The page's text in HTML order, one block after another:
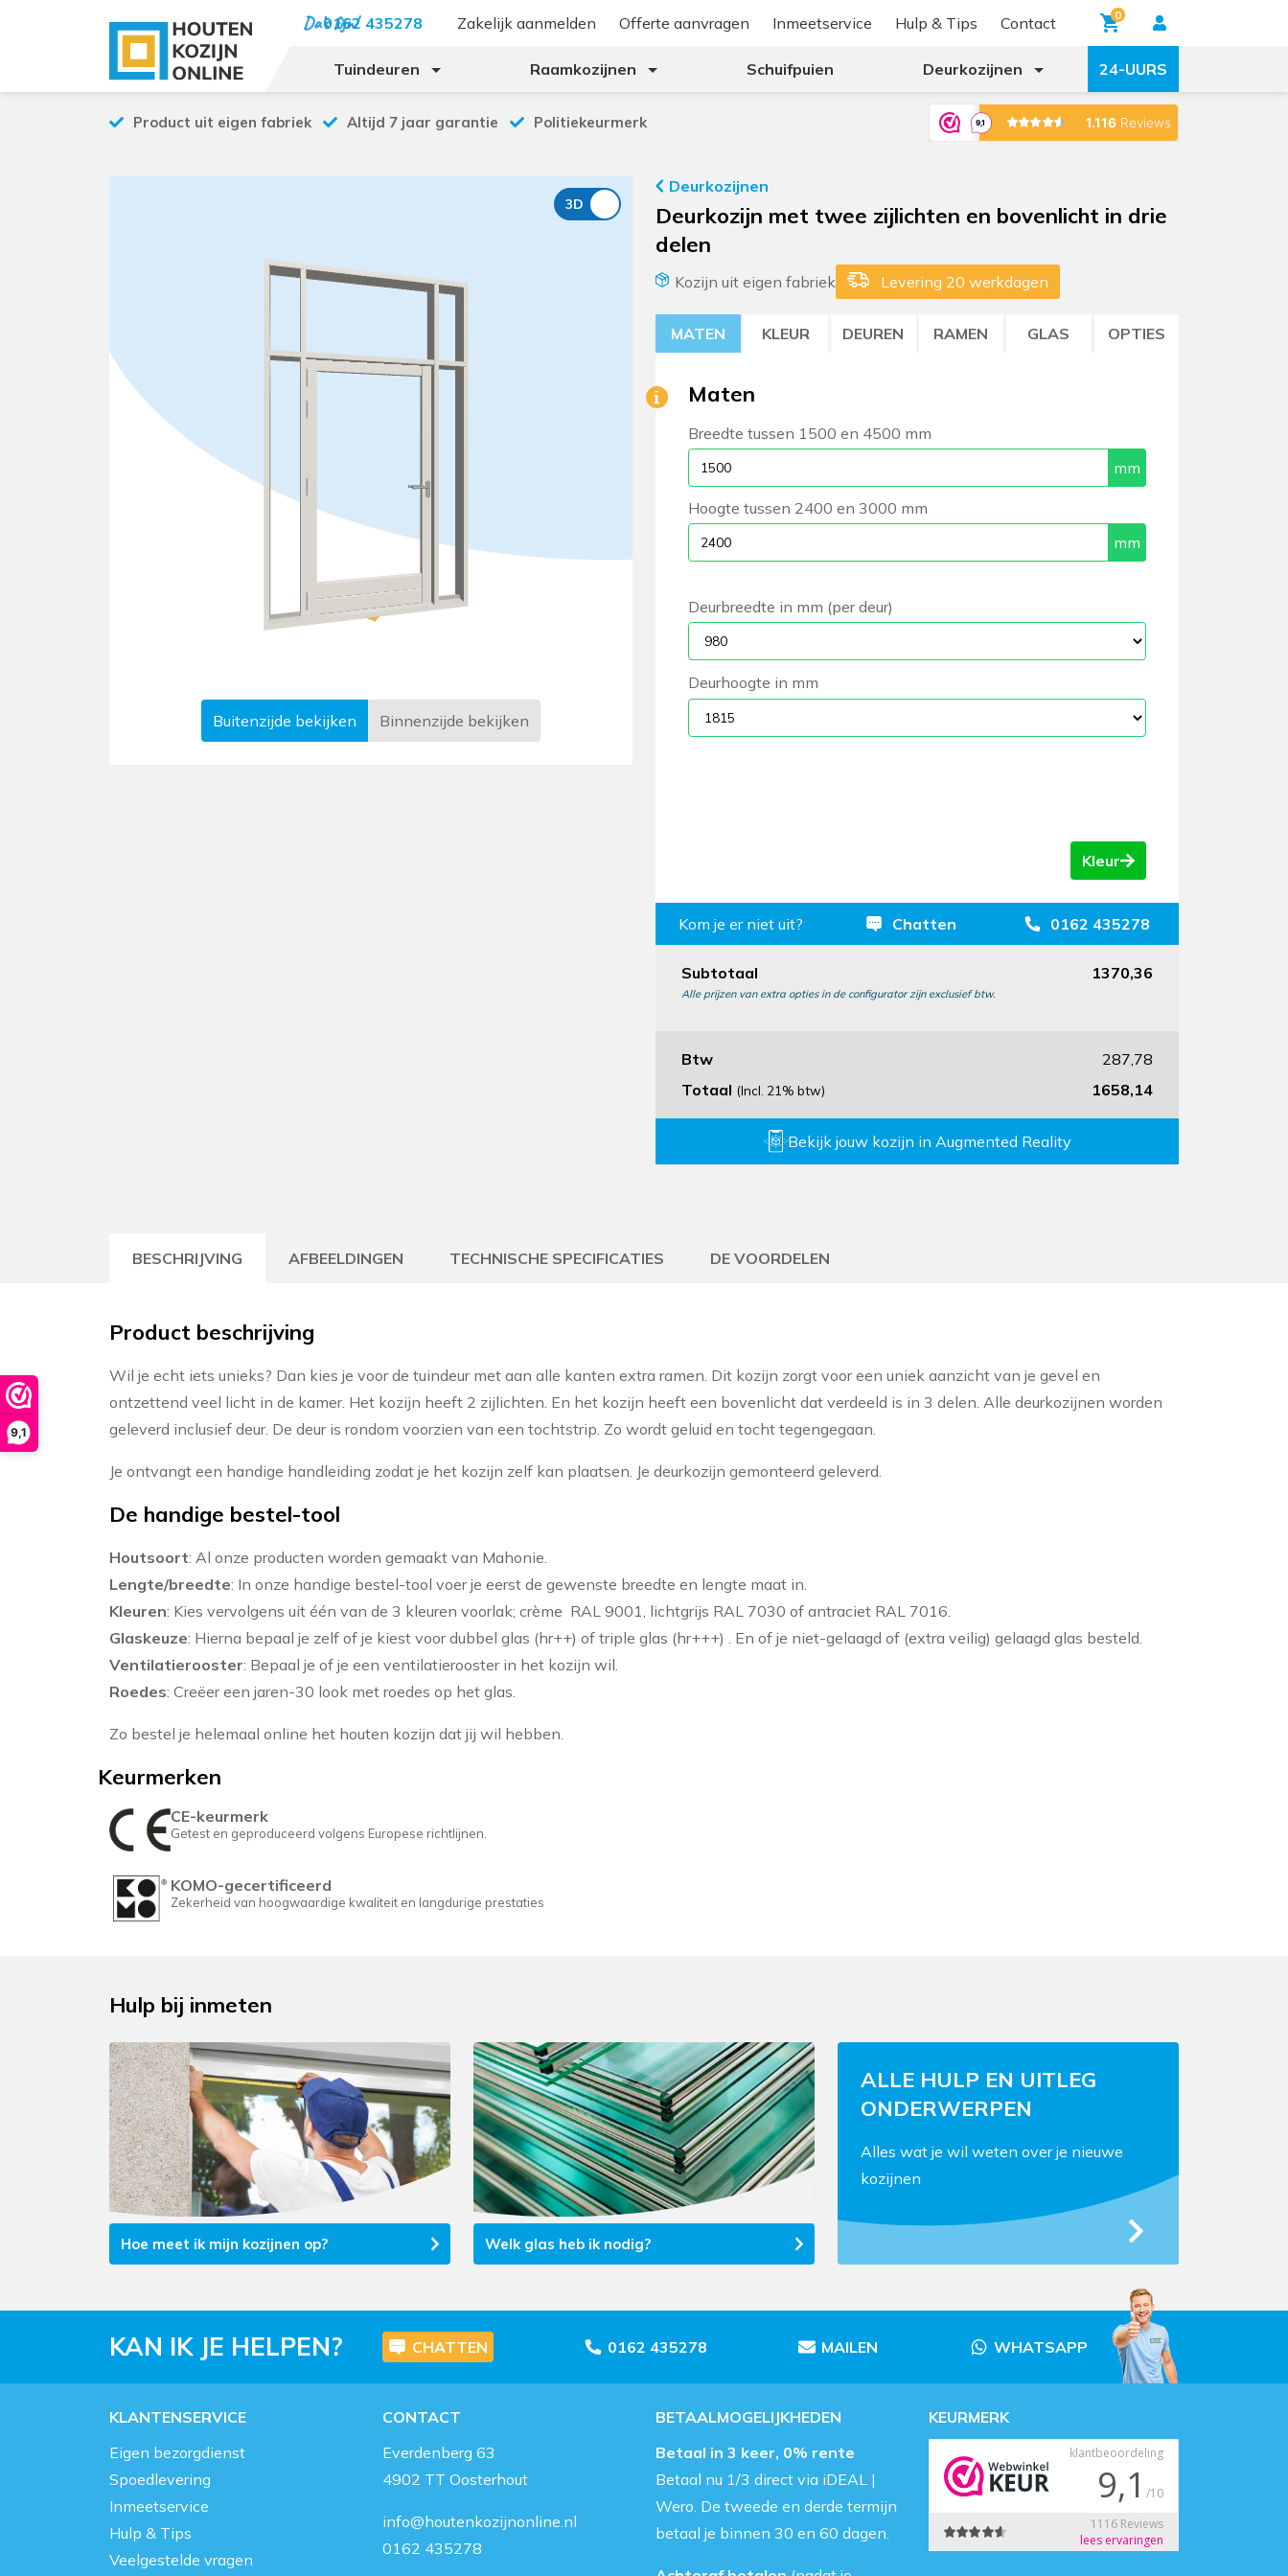
9,1
0162 435278 Zakelijk aanmelden Offerte aanvragen Inmeetservice Hulp & Tips Contact 0
Tuindeuren Raamkozijnen Schuifpuien Deurkozijnen 24-UURS
Product uit eigen fabriek Altijd 7 jaar garantie Politiekeurmerk
Buitenzijde bekijken Binnenzijde bekijken
Deurkozijnen
Deurkozijn met twee zijlichten en bovenlicht in drie
delen
Levering 20 werkdagen
Kozijn uit eigen fabriek
MATEN KLEUR DEUREN RAMEN GLAS OPTIES
Maten
Breedte tussen 1500 en 4500 mm
Hoogte tussen 2400 en 3000 mm
Deurbreedte in mm (per deur)
Deurhoogte in mm
Kleur
Kom je er niet uit? Chatten 0162 435278
Subtotaal 1370,36
Alle prijzen van extra opties in de configurator zijn exclusief btw.
Btw
287,78
Totaal (Incl. 21% btw) 1658,14
Bekijk jouw kozijn in Augmented Reality
BESCHRIJVING AFBEELDINGEN TECHNISCHE SPECIFICATIES DE VOORDELEN
Product beschrijving
Wil je echt iets unieks? Dan kies je voor de tuindeur met aan alle kanten extra ramen. Dit kozijn zorgt voor een uniek aanzicht van je gevel en
ontzettend veel licht in de kamer. Het kozijn heeft 2 zijlichten. En het kozijn heeft een bovenlicht dat verdeeld is in 3 delen. Alle deurkozijnen worden
geleverd inclusief deur. De deur is rondom voorzien van een tochtstrip. Zo wordt geluid en tocht tegengegaan.
Je ontvangt een handige handleiding zodat je het kozijn zelf kan plaatsen. Je deurkozijn gemonteerd geleverd.
De handige bestel-tool
Houtsoort: Al onze producten worden gemaakt van Mahonie.
Lengte/breedte: In onze handige bestel-tool voer je eerst de gewenste breedte en lengte maat in.
Kleuren: Kies vervolgens uit één van de 3 kleuren voorlak; crème RAL 9001, lichtgrijs RAL 7030 of antraciet RAL 7016.
Glaskeuze: Hierna bepaal je zelf of je kiest voor dubbel glas (hr++) of triple glas (hr+++) . En of je niet-gelaagd of (extra veilig) gelaagd glas besteld.
Ventilatierooster: Bepaal je of je een ventilatierooster in het kozijn wil.
Roedes: Creëer een jaren-30 look met roedes op het glas.
Zo bestel je helemaal online het houten kozijn dat jij wil hebben.
Keurmerken
CE-keurmerk
Getest en geproduceerd volgens Europese richtlijnen.
KOMO-gecertificeerd
Zekerheid van hoogwaardige kwaliteit en langdurige prestaties
Hulp bij inmeten
Hoe meet ik mijn kozijnen op? Welk glas heb ik nodig?
ALLE HULP EN UITLEG
ONDERWERPEN
Alles wat je wil weten over je nieuwe
kozijnen
KAN IK JE HELPEN? CHATTEN 0162 435278 MAILEN WHATSAPP
KLANTENSERVICE
Eigen bezorgdienst
Spoedlevering
Inmeetservice
Hulp & Tips
Veelgestelde vragen
CONTACT
Everdenberg 63
4902 TT Oosterhout
info@houtenkozijnonline.nl
0162 435278
BETAALMOGELIJKHEDEN
Betaal in 3 keer, 0% rente
Betaal nu 1/3 direct via iDEAL |
Wero. De tweede en derde termijn
betaal je binnen 30 en 60 dagen.
KEURMERK